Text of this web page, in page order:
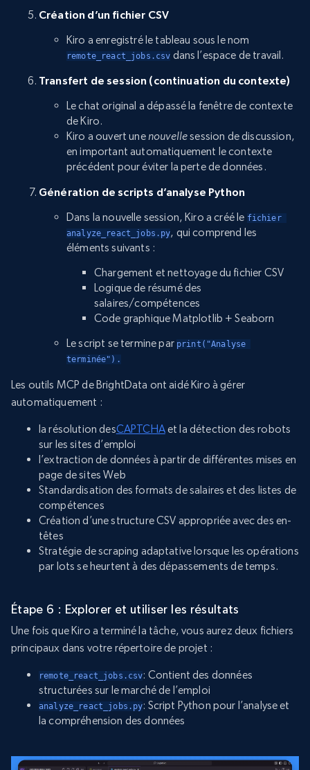
Création d’un fichier CSV
Kiro a enregistré le tableau sous le nom
remote_react_jobs.csv dans l’espace de travail.
Transfert de session (continuation du contexte)
Le chat original a dépassé la fenêtre de contexte
de Kiro.
Kiro a ouvert unenouvellesession de discussion,
en important automatiquement le contexte
précédent pour éviter la perte de données.
Génération de scripts d’analyse Python
Dans la nouvelle session, Kiro a créé le fichier
analyze_react_jobs.py, qui comprend les
éléments suivants :
Chargement et nettoyage du fichier CSV
Logique de résumé des
salaires/compétences
Code graphique Matplotlib + Seaborn
Le script se termine par print("Analyse
terminée").
Les outils MCP de BrightData ont aidé Kiro à gérer
automatiquement :
la résolution desCAPTCHAet la détection des robots
sur les sites d’emploi
l’extraction de données à partir de différentes mises en
page de sites Web
Standardisation des formats de salaires et des listes de
compétences
Création d’une structure CSV appropriée avec des en-
têtes
Stratégie de scraping adaptative lorsque les opérations
par lots se heurtent à des dépassements de temps.
Étape 6 : Explorer et utiliser les résultats
Une fois que Kiro a terminé la tâche, vous aurez deux fichiers
principaux dans votre répertoire de projet :
remote_react_jobs.csv: Contient des données
structurées sur le marché de l’emploi
analyze_react_jobs.py: Script Python pour l’analyse et
la compréhension des données